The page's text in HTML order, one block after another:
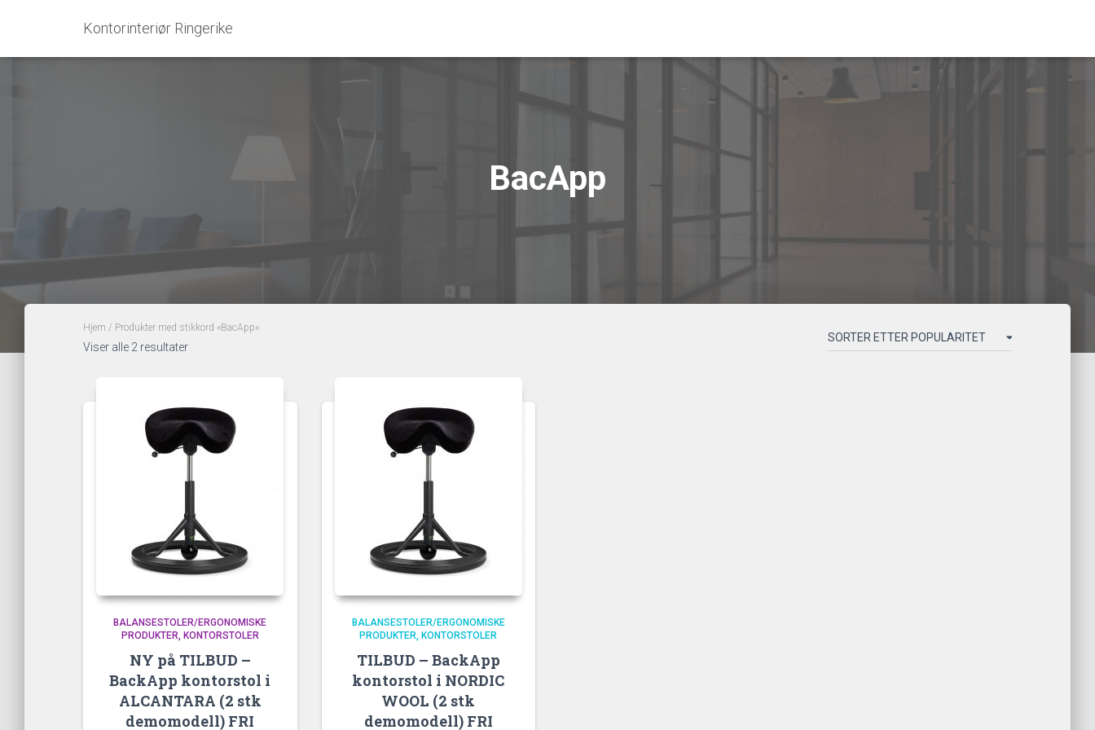
Kontorinteriør Ringerike
BacApp
Hjem / Produkter med stikkord «BacApp»
Viser alle 2 resultaterSortert
BALANSESTOLER/ERGONOMISKE
PRODUKTER KONTORSTOLER
NY på TILBUD –
BackApp kontorstol i
ALCANTARA (2 stk
demomodell) FRI
BALANSESTOLER/ERGONOMISKE
PRODUKTER KONTORSTOLER
TILBUD – BackApp
kontorstol i NORDIC
WOOL (2 stk
demomodell) FRI